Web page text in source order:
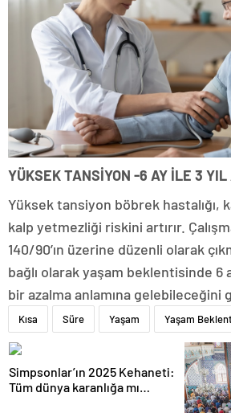
YÜKSEK TANSİYON -6 AY İLE 3 YIL
Yüksek tansiyon böbrek hastalığı,
kalp yetmezliği riskini artırır.
140/90’ın üzerine düzenli olarak
bağlı olarak yaşam beklentisinde 6
bir azalma anlamına gelebileceğini
Kısa Süre Yaşam Yaşam
Simpsonlar’ın 2025 Kehaneti:
Tüm dünya karanlığa mı